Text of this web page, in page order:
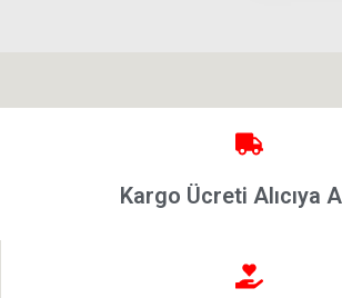
Punto
GrandeKargo Ücreti Alıcıya